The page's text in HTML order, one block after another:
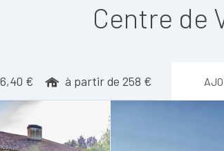
Centre de
€ à partir de 258 €